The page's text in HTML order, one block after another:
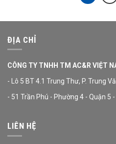
ĐỊA CHỈ
CÔNG TY TNHH TM AC&R VIỆT
- Lô 5 BT 4.1 Trung Thư, P. Trung
- 51 Trần Phú - Phường 4 - Quận 5 -
LIÊN HỆ